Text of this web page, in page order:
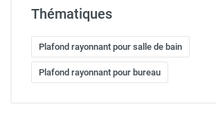
Thématiques
Plafond rayonnant pour salle de bain
Plafond rayonnant pour bureau